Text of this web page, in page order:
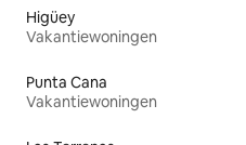
Higüey
Vakantiewoningen
Punta Cana
Vakantiewoningen